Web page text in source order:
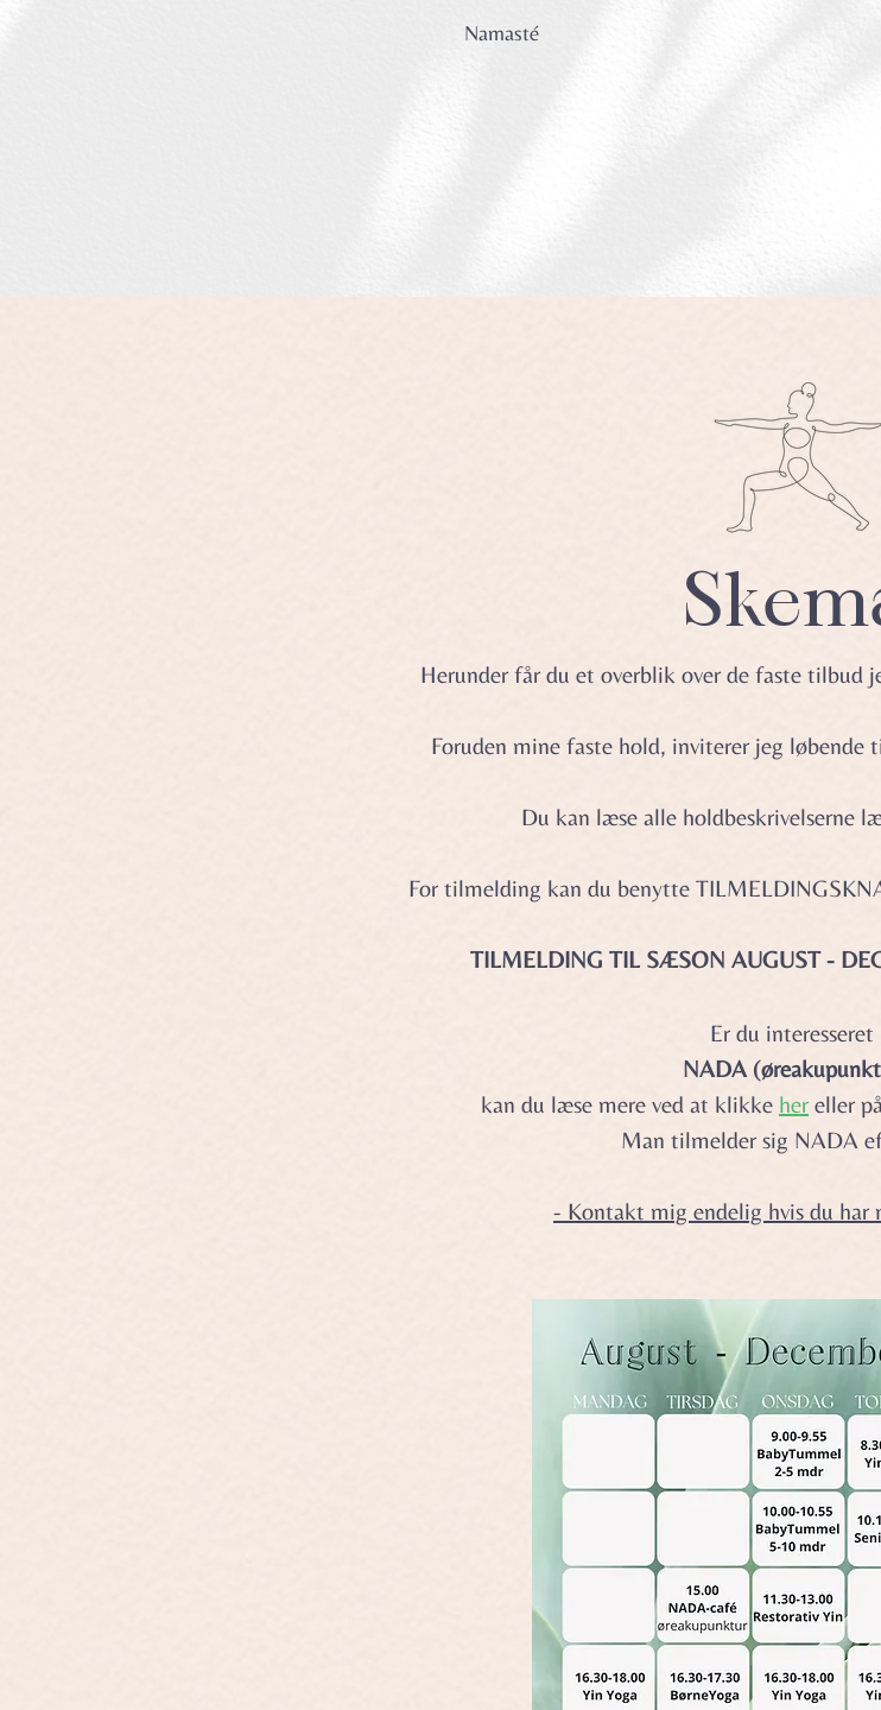
Namasté
Herunder får du et overblik over de faste tilbud
Foruden mine faste hold, inviterer jeg løbende
Du kan læse alle holdbeskrivelserne
For tilmelding kan du benytte
TILMELDING TIL SÆSON AUGUST -
Er du interesseret
NADA
kan du læse mere ved at klikke her eller
Man tilmelder sig NADA
- Kontakt mig endelig hvis du har